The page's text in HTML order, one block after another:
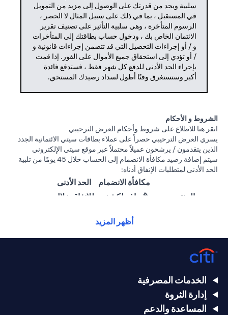
سلبية ويحد من قدرتك على الوصول إلى مزيد من التمويل
في المستقبل ، بما في ذلك على سبيل المثال لا الحصر ،
الرسوم المتأخرة ، وهي سلبية التأثير على تصنيف تقرير
الائتمان الخاص بك ، ودخول حساب بطاقتك إلى المتأخرات
و / أو إجراءات التحصيل التي قد تتضمن إجراءات قانونية و
/ أو تؤدي إلى استحقاق جميع الأموال على الفور. إذا قمت
بإجراء الحد الأدنى للدفع كل شهر فقط ، فستدفع فائدة
أكبر وستستغرق وقتًا أطول لسداد رصيدك المستحق.
الشروط و الأحكام
انقر هنا للاطلاع على شروط وأحكام العرض الترحيبي
يسري العرض الترحيبي حصراً على عملاء بطاقات سيتي الائتمانية الجدد
الذين يتقدمون / يرشحون عميلاً محتملاً عبر موقع سيتي الإلكتروني
سيتم إضافة رصيد مكافأة الانضمام إلى الحساب خلال 45 يومًا من تلبية
الحد الأدنى لمتطلبات الإنفاق أدناه:
المنتج
مكافأة الانضمام
(تُضاف لكشف
الحد الأدنى
للإنفاق خلال
سيتي ألتيما
درهم
بطاقة سيتي
بريستيج الائتمانية
أظهر المزيد
الخدمات المصرفية
إدارة الثروة
المساعدة والدعم